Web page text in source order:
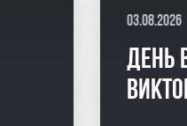
03.08.2026
ДЕНЬ